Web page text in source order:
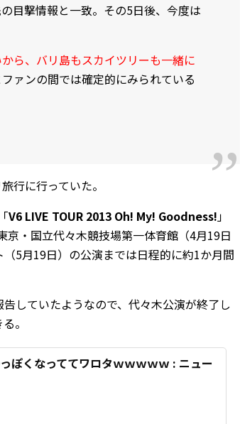
目撃情報と一致。その5日後、今度は
ら、バリ島もスカイツリーも一緒に
ァンの間では確定的にみられている
行に行っていた。
V6 LIVE TOUR 2013 Oh! My! Goodness!」
京・国立代々木競技場第一体育館（4月19日
5月19日）の公演までは日程的に約1か月間
していたようなので、代々木公演が終了し
。
ぽくなっててワロタｗｗｗｗｗ : ニュー